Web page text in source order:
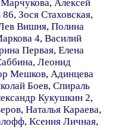
, Алексей
86, Зося Стаховская,
Вишня, Полина
4, Василий
Первая, Елена
, Леонид
Мешков, Адинцева
Боев, Спираль
Кукушкин 2,
, Наталья Караева,
, Ксения Личная,